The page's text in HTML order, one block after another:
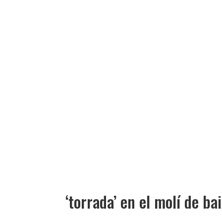
‘torrada’ en el molí de